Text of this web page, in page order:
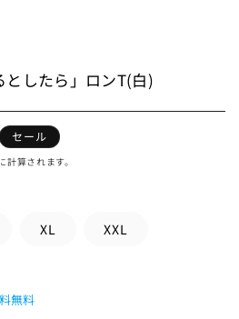
としたら」ロンT(白)
セール
算されます。
XL XXL
無料